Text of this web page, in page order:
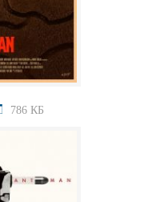
786 КБ